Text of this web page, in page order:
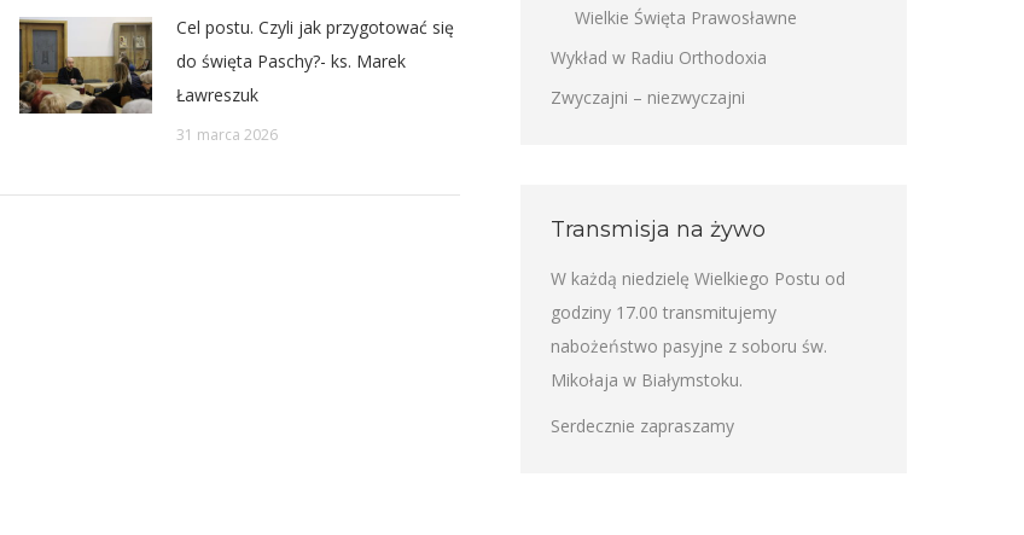
Cel postu. Czyli jak przygotować się
do święta Paschy?- ks. Marek
Ławreszuk
31 marca 2026
Wielkie Święta Prawosławne
Wykład w Radiu Orthodoxia
Zwyczajni – niezwyczajni
Transmisja na żywo
W każdą niedzielę Wielkiego Postu od
godziny 17.00 transmitujemy
nabożeństwo pasyjne z soboru św.
Mikołaja w Białymstoku.
Serdecznie zapraszamy